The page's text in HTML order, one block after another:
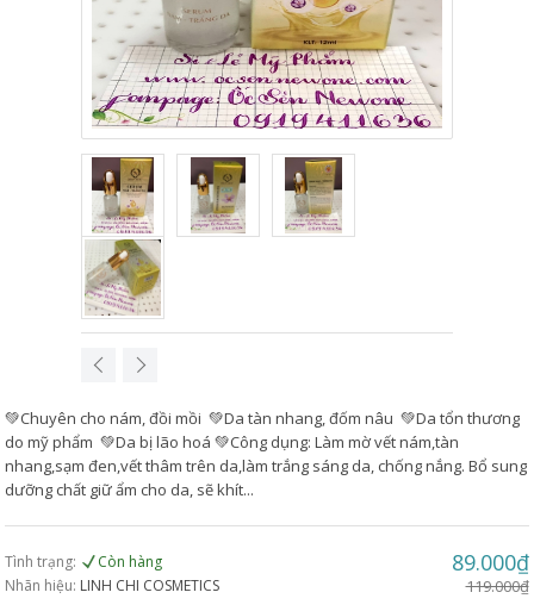
💚Chuyên cho nám, đồi mồi 💚Da tàn nhang, đốm nâu 💚Da tổn thương
do mỹ phẩm 💚Da bị lão hoá 💚Công dụng: Làm mờ vết nám,tàn
nhang,sạm đen,vết thâm trên da,làm trắng sáng da, chống nắng. Bổ sung
dưỡng chất giữ ẩm cho da, sẽ khít...
Tình trạng:
Còn hàng
Nhãn hiệu: LINH CHI COSMETICS
89.000₫
119.000₫